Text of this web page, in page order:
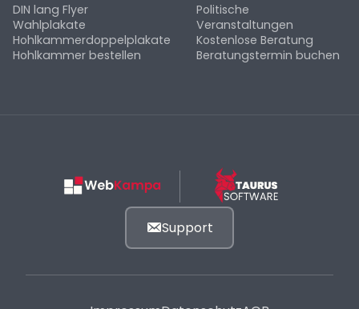
DIN lang Flyer
Wahlplakate
Hohlkammerdoppelplakate
Hohlkammer bestellen
Politische
Veranstaltungen
Kostenlose Beratung
Beratungstermin buchen
Support